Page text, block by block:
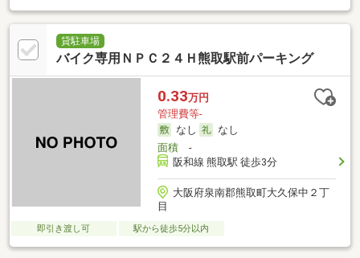
貸駐車場
バイク専用ＮＰＣ２４Ｈ熊取駅前パーキング
0.33万円
管理費等-
なし
なし
面積-
阪和線 熊取駅 徒歩3分
大阪府泉南郡熊取町大久保中２丁
目
即引き渡し可 駅から徒歩5分以内